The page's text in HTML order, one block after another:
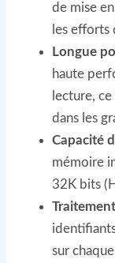
de mise
les efforts
Longue
haute
lecture,
dans les
Capacité
mémoire
32K bits
sur